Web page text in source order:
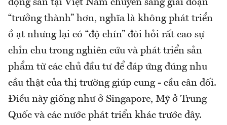
động sản tại Việt Nam chuyển sang giai đoạn
“trưởng thành” hơn, nghĩa là không phát triển
ồ ạt nhưng lại có “độ chín” đòi hỏi rất cao sự
chỉn chu trong nghiên cứu và phát triển sản
phẩm từ các chủ đầu tư để đáp ứng đúng nhu
cầu thật của thị trường giúp cung - cầu cân đối.
Điều này giống như ở Singapore, Mỹ ở Trung
Quốc và các nước phát triển khác trước đây.